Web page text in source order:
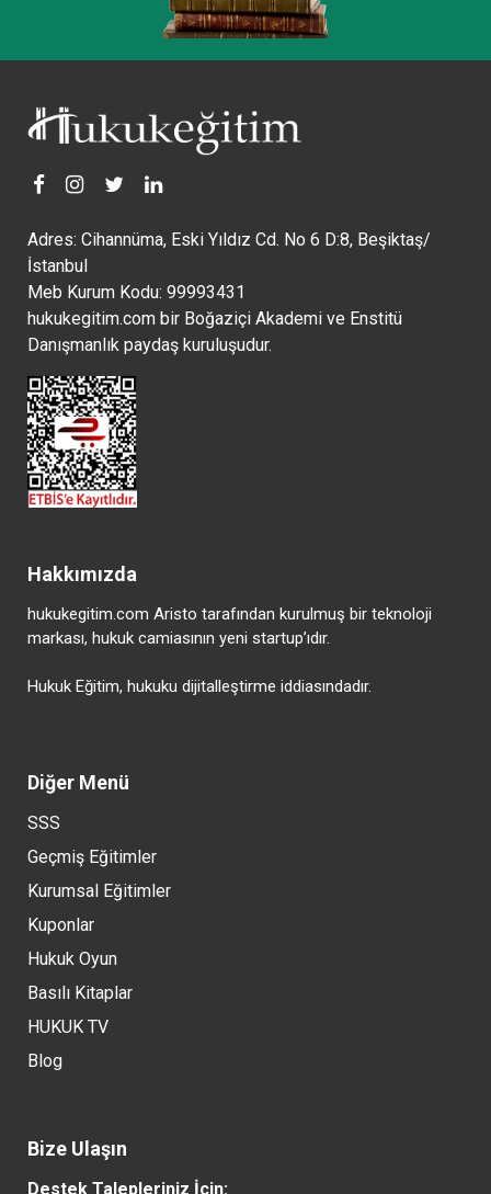
Adres: Cihannüma, Eski Yıldız Cd. No 6 D:8, Beşiktaş/
İstanbul
Meb Kurum Kodu: 99993431
hukukegitim.com bir Boğaziçi Akademi ve Enstitü
Danışmanlık paydaş kuruluşudur.
Hakkımızda
hukukegitim.com Aristo tarafından kurulmuş bir teknoloji
markası, hukuk camiasının yeni startup’ıdır.
Hukuk Eğitim, hukuku dijitalleştirme iddiasındadır.
Diğer Menü
SSS
Geçmiş Eğitimler
Kurumsal Eğitimler
Kuponlar
Hukuk Oyun
Basılı Kitaplar
HUKUK TV
Blog
Bize Ulaşın
Destek Talepleriniz İçin: